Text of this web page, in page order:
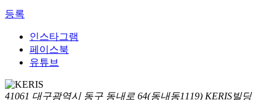
등록
인스타그램
페이스북
유튜브
41061 대구광역시 동구 동내로 64(동내동1119) KERIS빌딩